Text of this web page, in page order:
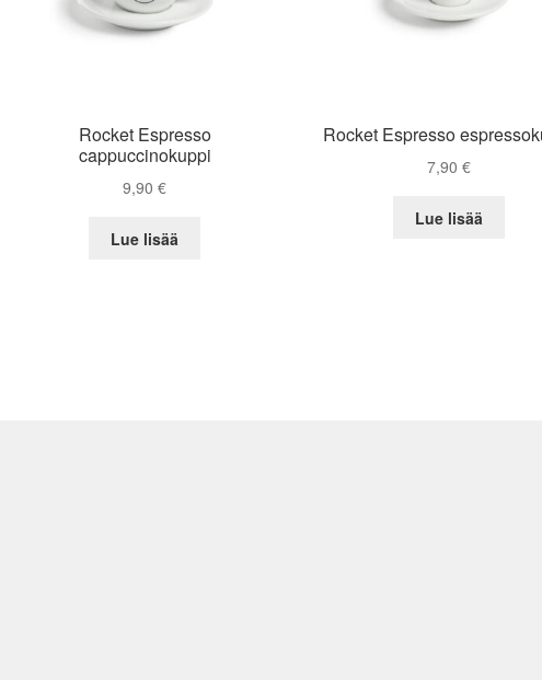
Rocket Espresso
cappuccinokuppi
9,90€
Lue lisää
Rocket Espresso
7,90 €
Lue lisää